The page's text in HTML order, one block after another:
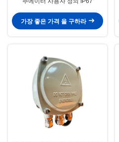
가장 좋은 가격 을 구하라